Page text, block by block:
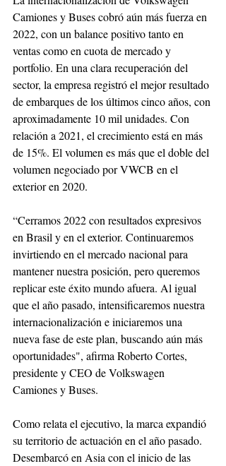
Camiones y Buses cobró aún más fuerza en
2022, con un balance positivo tanto en
ventas como en cuota de mercado y
portfolio. En una clara recuperación del
sector, la empresa registró el mejor resultado
de embarques de los últimos cinco años, con
aproximadamente 10 mil unidades. Con
relación a 2021, el crecimiento está en más
de 15%. El volumen es más que el doble del
volumen negociado por VWCB en el
exterior en 2020.
“Cerramos 2022 con resultados expresivos
en Brasil y en el exterior. Continuaremos
invirtiendo en el mercado nacional para
mantener nuestra posición, pero queremos
replicar este éxito mundo afuera. Al igual
que el año pasado, intensificaremos nuestra
internacionalización e iniciaremos una
nueva fase de este plan, buscando aún más
oportunidades", afirma Roberto Cortes,
presidente y CEO de Volkswagen
Camiones y Buses.
Como relata el ejecutivo, la marca expandió
su territorio de actuación en el año pasado.
Desembarcó en Asia con el inicio de las